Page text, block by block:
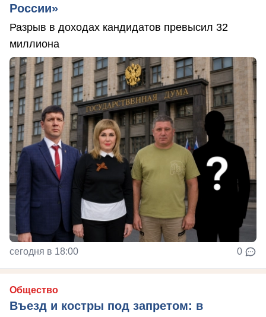
России»
Разрыв в доходах кандидатов превысил 32
миллиона
сегодня в 18:00 0
Общество
Въезд и костры под запретом: в